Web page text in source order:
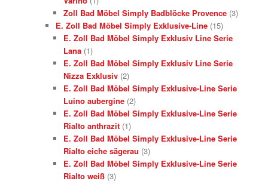
Zoll Bad Möbel Simply Badblöcke Provence (3)
E. Zoll Bad Möbel Simply Exklusive-Line (15)
E. Zoll Bad Möbel Simply Exklusiv Line Serie
Lana (1)
E. Zoll Bad Möbel Simply Exklusiv Line Serie
Nizza Exklusiv (2)
E. Zoll Bad Möbel Simply Exklusive-Line Serie
Luino aubergine (2)
E. Zoll Bad Möbel Simply Exklusive-Line Serie
Rialto anthrazit (1)
E. Zoll Bad Möbel Simply Exklusive-Line Serie
Rialto eiche sägerau (3)
E. Zoll Bad Möbel Simply Exklusive-Line Serie
Rialto weiß (3)